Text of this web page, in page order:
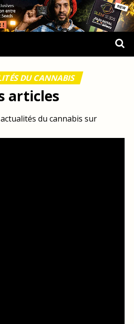
DU CANNABIS
articles
du cannabis sur